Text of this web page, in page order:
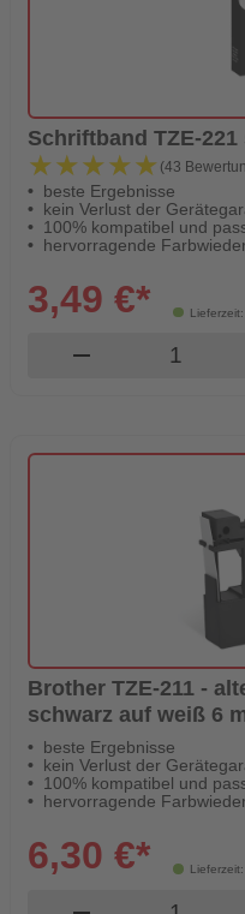
Schriftband TZE-
★★★★★
★★★★★ (43
beste Ergebnisse
kein Verlust der
100% kompatibel und
hervorragende
3,49 €*
remove Produkt
Brother TZE-211 -
schwarz auf weiß 6
beste Ergebnisse
kein Verlust der
100% kompatibel und
hervorragende
6,30 €*
Produkt